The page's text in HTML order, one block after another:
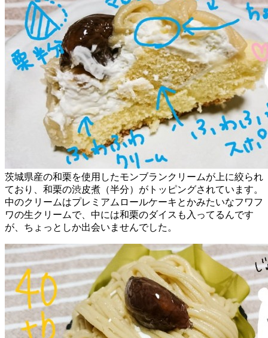
茨城県産の和栗を使用したモンブランクリームが上に絞られ
ており、和栗の渋皮煮（半分）がトッピングされています。
中のクリームはプレミアムロールケーキとかみたいなフワフ
ワの生クリームで、中には和栗のダイスも入ってるんです
が、ちょっとしか出会いませんでした。